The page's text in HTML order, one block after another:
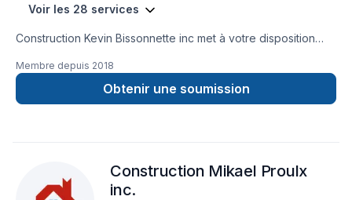
Voir les 28 services
Construction Kevin Bissonnette inc met à votre disposition
sinistre, Commercial, Construction, Cuisine, Garage,
Rénovation générale, Salle de bain, Sous-sol pour embellir
vos espaces à Eastern Ontario,Montérégie,Montréal. Nous
engagement est simple : offrir un service d'exception, centré
sur vos besoins et vos aspirations.
Membre depuis 2018
Obtenir une soumission
Construction Mikael Proulx
inc.